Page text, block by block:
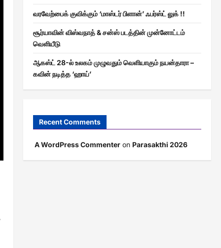
வரவேற்பைக் குவிக்கும் ‘மாஸ்டர் பிளான்’ ஃபர்ஸ்ட் லுக் !!
சூர்யாவின் விஸ்வநாத் & சன்ஸ் படத்தின் முன்னோட்டம்
வெளியீடு
ஆகஸ்ட் 28-ல் உலகம் முழுவதும் வெளியாகும் நயன்தாரா –
கவின் நடித்த ‘ஹாய்’
Recent Comments
A WordPress Commenteron Parasakthi 2026